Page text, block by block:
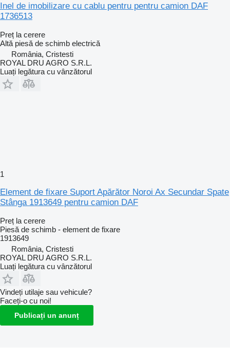
Inel de imobilizare cu cablu pentru pentru camion DAF
1736513
Preț la cerere
Altă piesă de schimb electrică
România, Cristesti
ROYAL DRU AGRO S.R.L.
Luați legătura cu vânzătorul
1
Element de fixare Suport Apărător Noroi Ax Secundar Spate
Stânga 1913649 pentru camion DAF
Preț la cerere
Piesă de schimb - element de fixare
1913649
România, Cristesti
ROYAL DRU AGRO S.R.L.
Luați legătura cu vânzătorul
Vindeți utilaje sau vehicule?
Faceți-o cu noi!
Publicați un anunț